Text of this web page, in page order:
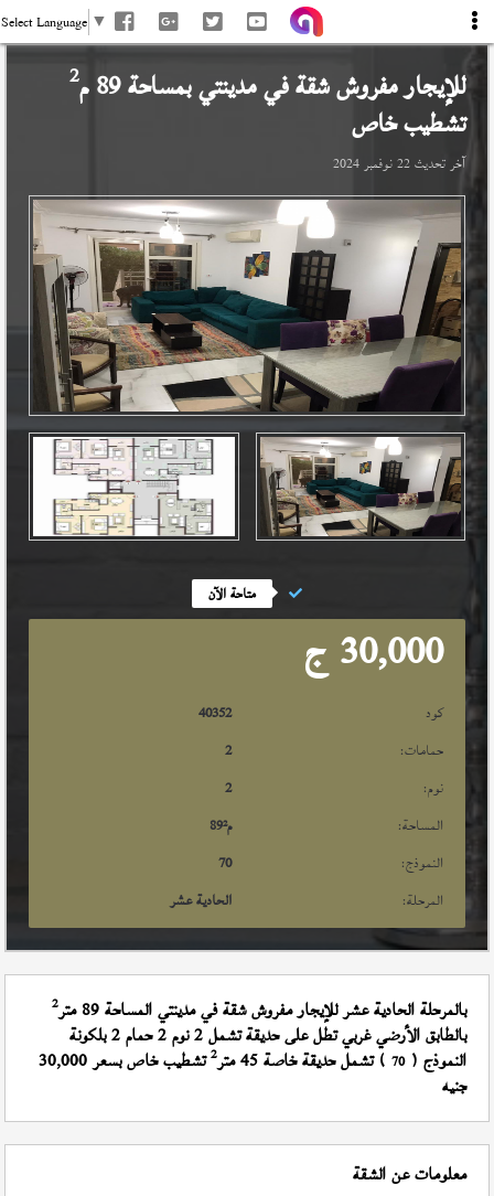
Select Language ▼
للإيجار مفروش شقة فيمدينتيبمساحة 89 م 2
تشطيب خاص
آخر تحديث22 نوفمبر 2024
متاحة الآن
30,000 ج
كود
40352
حمامات:
2
نوم:
2
المساحة:
89م²
النموذج:
70
المرحلة:
الحادية عشر
بالمرحلة الحادية عشر للإيجار مفروش شقة في مدينتي المساحة 89 متر 2
بالطابق الأرضي غربي تطل على حديقة تشمل 2 نوم 2 حمام 2 بلكونة
النموذج (70 ) تشمل حديقة خاصة 45 متر 2 تشطيب خاص بسعر 30,000
جنيه
معلومات عن الشقة